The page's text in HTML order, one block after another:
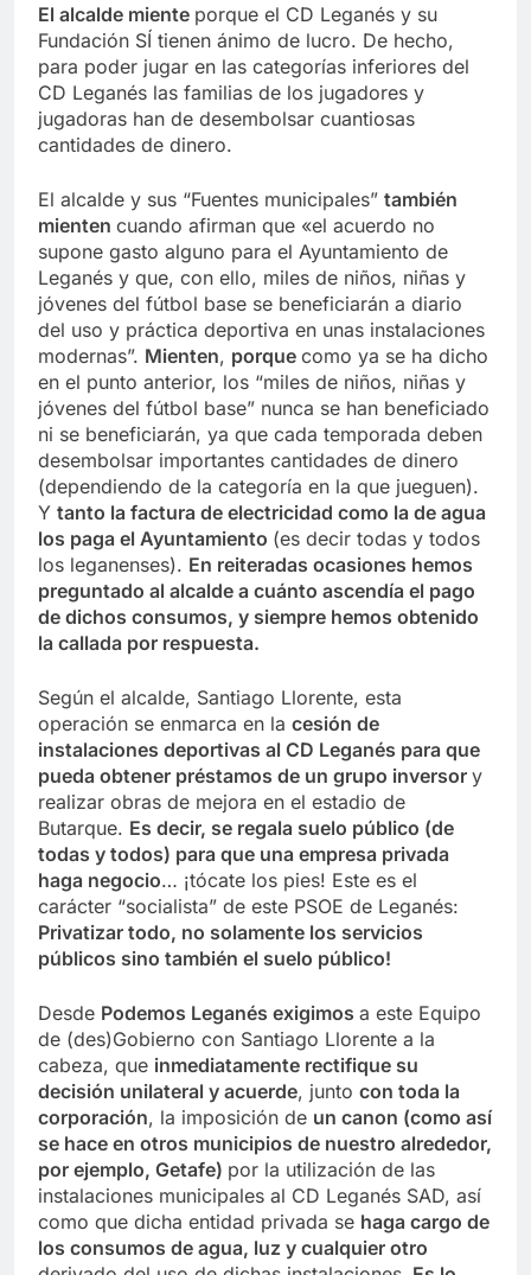
El alcalde miente porque el CD Leganés y su
Fundación SÍ tienen ánimo de lucro. De hecho,
para poder jugar en las categorías inferiores del
CD Leganés las familias de los jugadores y
jugadoras han de desembolsar cuantiosas
cantidades de dinero.
El alcalde y sus “Fuentes municipales” también
mienten cuando afirman que «el acuerdo no
supone gasto alguno para el Ayuntamiento de
Leganés y que, con ello, miles de niños, niñas y
jóvenes del fútbol base se beneficiarán a diario
del uso y práctica deportiva en unas instalaciones
modernas”. Mienten, porque como ya se ha dicho
en el punto anterior, los “miles de niños, niñas y
jóvenes del fútbol base” nunca se han beneficiado
ni se beneficiarán, ya que cada temporada deben
desembolsar importantes cantidades de dinero
(dependiendo de la categoría en la que jueguen).
Y tanto la factura de electricidad como la de agua
los paga el Ayuntamiento (es decir todas y todos
los leganenses). En reiteradas ocasiones hemos
preguntado al alcalde a cuánto ascendía el pago
de dichos consumos, y siempre hemos obtenido
la callada por respuesta.
Según el alcalde, Santiago Llorente, esta
operación se enmarca en la cesión de
instalaciones deportivas al CD Leganés para que
pueda obtener préstamos de un grupo inversor y
realizar obras de mejora en el estadio de
Butarque. Es decir, se regala suelo público (de
todas y todos) para que una empresa privada
haga negocio… ¡tócate los pies! Este es el
carácter “socialista” de este PSOE de Leganés:
Privatizar todo, no solamente los servicios
públicos sino también el suelo público!
Desde Podemos Leganés exigimos a este Equipo
de (des)Gobierno con Santiago Llorente a la
cabeza, que inmediatamente rectifique su
decisión unilateral y acuerde, junto con toda la
corporación, la imposición de un canon (como así
se hace en otros municipios de nuestro alrededor,
por ejemplo, Getafe) por la utilización de las
instalaciones municipales al CD Leganés SAD, así
como que dicha entidad privada se haga cargo de
los consumos de agua, luz y cualquier otro